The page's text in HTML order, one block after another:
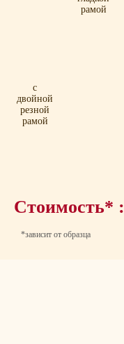
рамой
с
двойной
резной
рамой
Стоимость* :
*зависит от образца